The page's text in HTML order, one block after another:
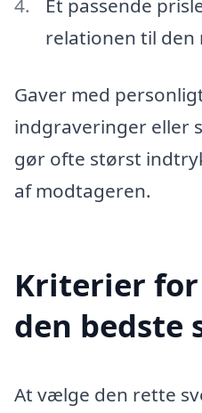
Et passende
relationen til
Gaver med
indgraveringer eller
gør ofte størst
af modtageren.
Kriterier
den bedste
At vælge den rette